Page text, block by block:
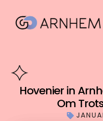
Hovenier in
Om